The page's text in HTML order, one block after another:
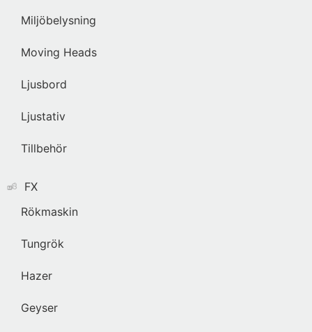
Miljöbelysning
Moving Heads
Ljusbord
Ljustativ
Tillbehör
FX
Rökmaskin
Tungrök
Hazer
Geyser